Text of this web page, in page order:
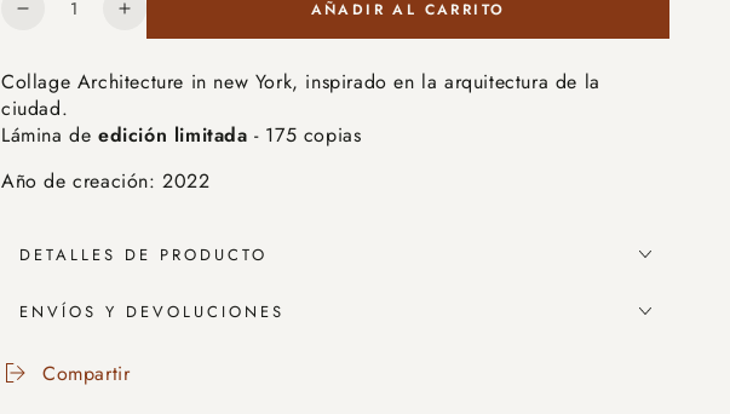
Reducir
para
Architecture
in
New
York
Aumentar
cantidad
Architecture
New
York
AÑADIR AL CARRITO
Collage Architecture in new York, inspirado en la arquitectura de la
ciudad.
Lámina de edición limitada - 175 copias
Año de creación: 2022
DETALLES DE PRODUCTO
ENVÍOS Y DEVOLUCIONES
Compartir